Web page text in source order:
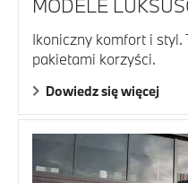
MODELE
Ikoniczny komfort i
pakietami korzyści.
Dowiedz się więcej